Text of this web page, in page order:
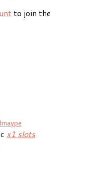
to join the
x1 slots